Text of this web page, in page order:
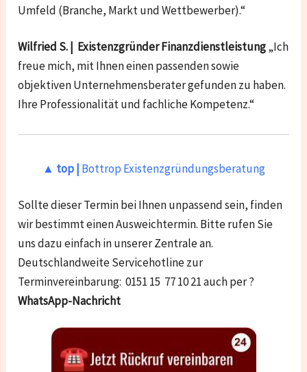
Umfeld (Branche, Markt und Wettbewerber).“
Wilfried S. | Existenzgründer Finanzdienstleistung„Ich
freue mich, mit Ihnen einen passenden sowie
objektiven Unternehmensberater gefunden zu haben.
Ihre Professionalität und fachliche Kompetenz.“
▲ top | Bottrop Existenzgründungsberatung
Sollte dieser Termin bei Ihnen unpassend sein, finden
wir bestimmt einen Ausweichtermin. Bitte rufen Sie
uns dazu einfach in unserer Zentrale an.
Deutschlandweite Servicehotline zur
Terminvereinbarung: 0151 15 77 10 21 auch per ?
WhatsApp-Nachricht